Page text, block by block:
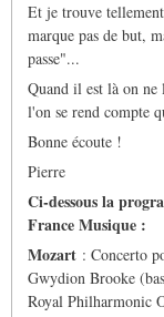
Et je trouve
marque pas de but,
passe"...
Quand il est là on ne
l'on se rend compte
Bonne écoute !
Pierre
Ci-dessous la
France Musique :
Mozart : Concerto
Gwydion Brooke
Royal Philharmonic